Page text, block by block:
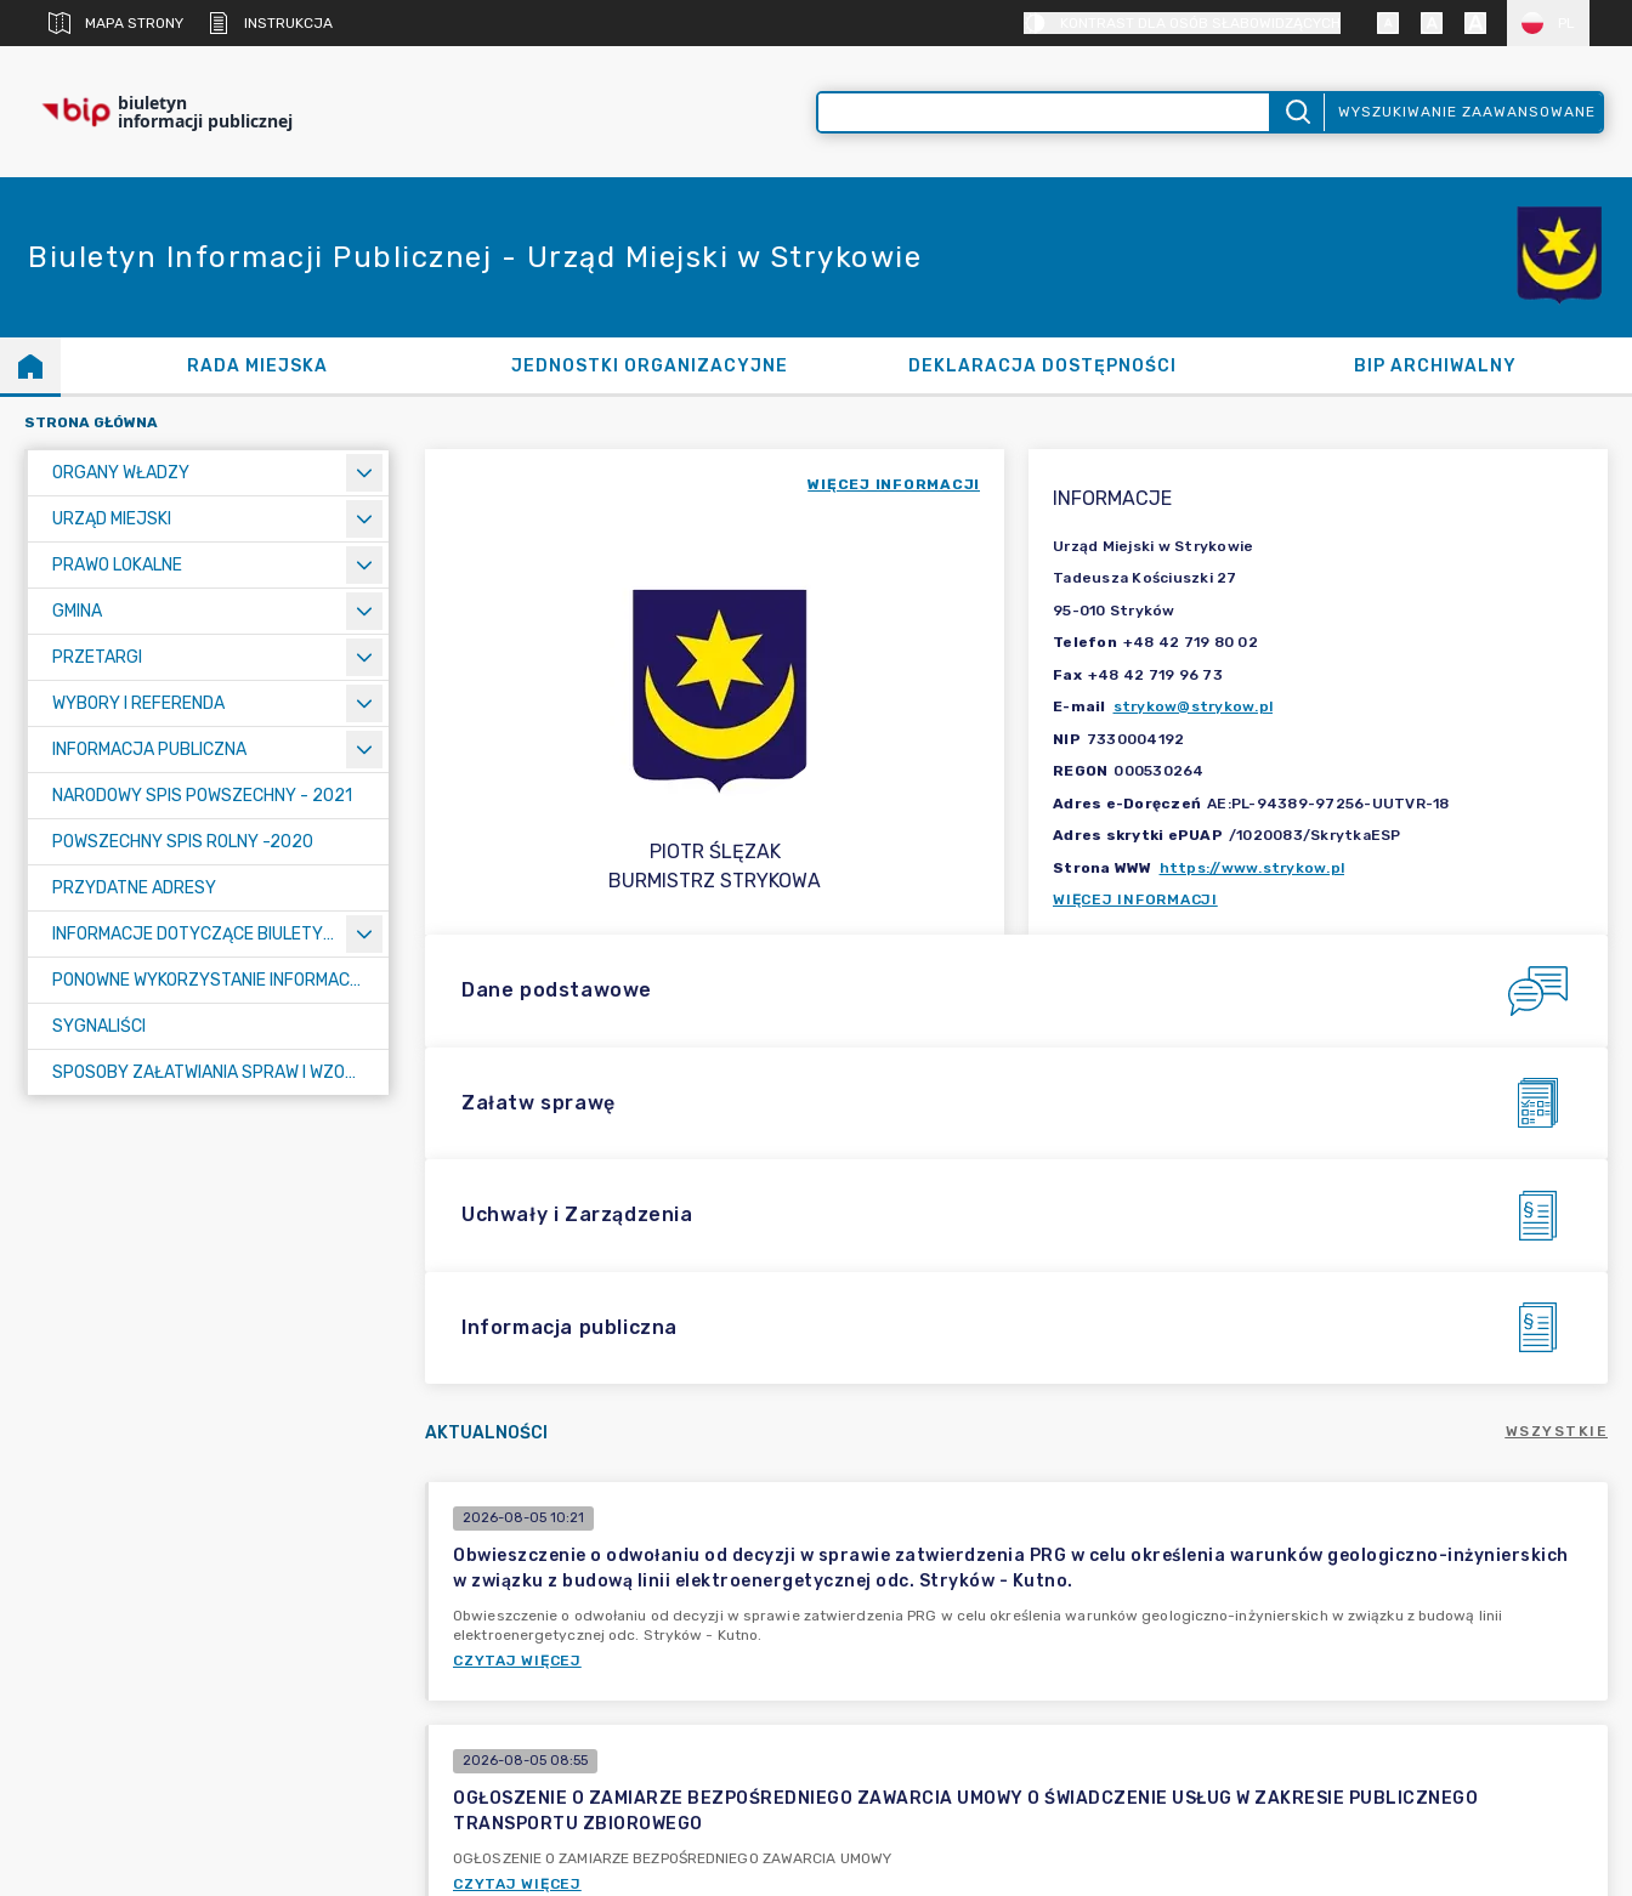
MAPA STRONY INSTRUKCJA
biuletyn
informacji publicznej WYSZUKIWANIE ZAAWANSOWANE
Biuletyn Informacji Publicznej - Urząd Miejski w Strykowie
RADA MIEJSKA JEDNOSTKI ORGANIZACYJNE DEKLARACJA DOSTĘPNOŚCI BIP ARCHIWALNY
STRONA GŁÓWNA
ORGANY WŁADZY
URZĄD MIEJSKI
PRAWO LOKALNE
GMINA
PRZETARGI
WYBORY I REFERENDA
INFORMACJA PUBLICZNA
NARODOWY SPIS POWSZECHNY - 2021
POWSZECHNY SPIS ROLNY -2020
PRZYDATNE ADRESY
INFORMACJE DOTYCZĄCE BIULETYNU INFORMACJI PUBLICZNEJ
PONOWNE WYKORZYSTANIE INFORMACJI PUBLICZNEJ
SYGNALIŚCI
SPOSOBY ZAŁATWIANIA SPRAW I WZORY WNIOSKÓW
PIOTR ŚLĘZAK
WIĘCEJ INFORMACJI
BURMISTRZ STRYKOWA
INFORMACJE
Urząd Miejski w Strykowie
Tadeusza Kościuszki 27
95-010 Stryków
Telefon +48 42 719 80 02
Fax +48 42 719 96 73
E-mail
strykow@strykow.pl
NIP 7330004192
REGON 000530264
Adres e-Doręczeń AE:PL-94389-97256-UUTVR-18
Adres skrytki ePUAP /1020083/SkrytkaESP
Strona WWW https://www.strykow.pl
WIĘCEJ INFORMACJI
Dane podstawowe
Załatw sprawę
Uchwały i Zarządzenia
Informacja publiczna
AKTUALNOŚCI WSZYSTKIE
2026-08-05 10:21
Obwieszczenie o odwołaniu od decyzji w sprawie zatwierdzenia PRG w celu określenia warunków geologiczno-inżynierskich
w związku z budową linii elektroenergetycznej odc. Stryków - Kutno.
Obwieszczenie o odwołaniu od decyzji w sprawie zatwierdzenia PRG w celu określenia warunków geologiczno-inżynierskich w związku z budową linii
elektroenergetycznej odc. Stryków - Kutno.
CZYTAJ WIĘCEJ
2026-08-05 08:55
OGŁOSZENIE O ZAMIARZE BEZPOŚREDNIEGO ZAWARCIA UMOWY O ŚWIADCZENIE USŁUG W ZAKRESIE PUBLICZNEGO
TRANSPORTU ZBIOROWEGO
OGŁOSZENIE O ZAMIARZE BEZPOŚREDNIEGO ZAWARCIA UMOWY
CZYTAJ WIĘCEJ